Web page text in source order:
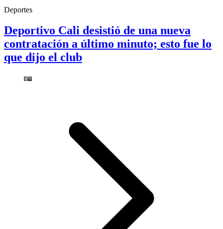
Deportes
Deportivo Cali desistió de una nueva
contratación a último minuto; esto fue lo
que dijo el club